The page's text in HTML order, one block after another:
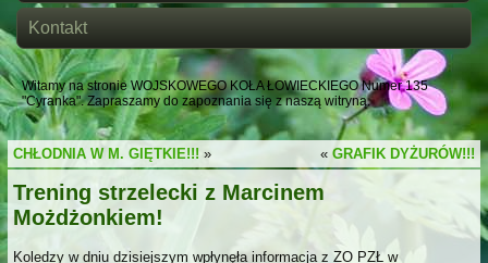
Kontakt
Witamy na stronie WOJSKOWEGO KOŁA ŁOWIECKIEGO Numer 135
"Cyranka". Zapraszamy do zapoznania się z naszą witryną.
CHŁODNIA W M. GIĘTKIE!!! » « GRAFIK DYŻURÓW!!!
Trening strzelecki z Marcinem
Możdżonkiem!
Koledzy w dniu dzisiejszym wpłynęła informacja z ZO PZŁ w